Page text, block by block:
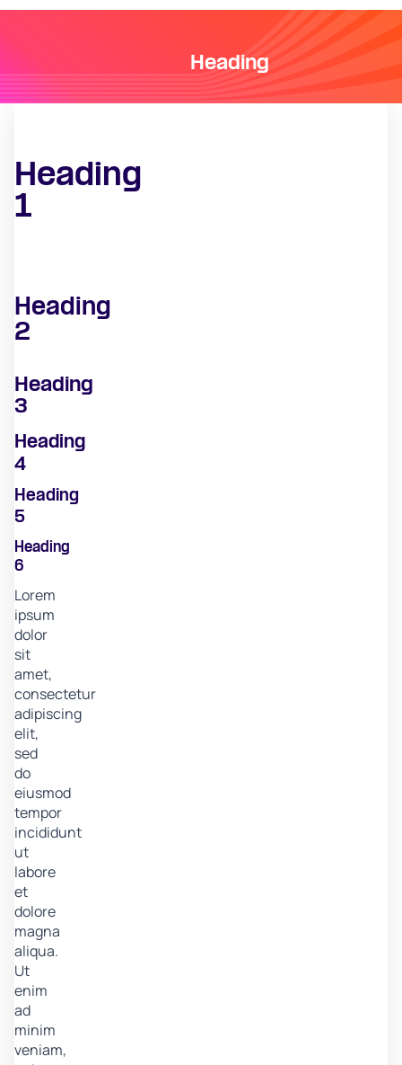
Heading
Heading
1
Heading
2
Heading
3
Heading
4
Heading
5
Heading
6
Lorem
ipsum
dolor
sit
amet,
consectetur
adipiscing
elit,
sed
do
eiusmod
tempor
incididunt
ut
labore
et
dolore
magna
aliqua.
Ut
enim
ad
minim
veniam,